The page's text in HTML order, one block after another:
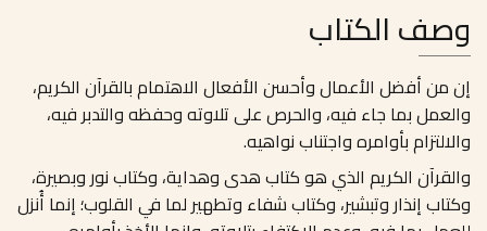
وصف الكتاب
إن من أفضل الأعمال وأحسن الأفعال الاهتمام بالقرآن الكريم،
والعمل بما جاء فيه، والحرص على تلاوته وحفظه والتدبر فيه،
والالتزام بأوامره واجتناب نواهيه.
والقرآن الكريم الذي هو كتاب هدى وهداية، وكتاب نور وبصيرة،
وكتاب إنذار وتبشير، وكتاب شفاء وتطهير لما في القلوب؛ إنما أُنزل